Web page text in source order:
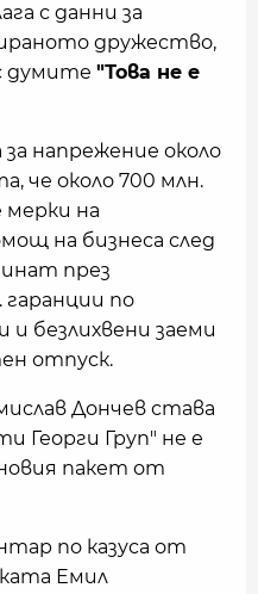
с данни за
дружество,
думите "Това не е
напрежение около
че около 700 млн.
на
на бизнеса след
през
гаранции по
безлихвени заеми
отпуск.
Дончев става
Георги Груп" не е
пакет от
по казуса от
Емил